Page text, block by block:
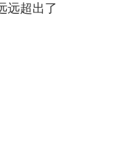
远超出了